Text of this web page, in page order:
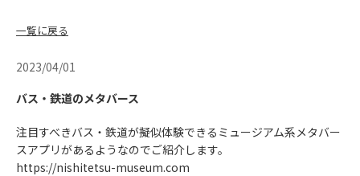
一覧に戻る
2023/04/01
バス・鉄道のメタバース
注目すべきバス・鉄道が擬似体験できるミュージアム系メタバー
スアプリがあるようなのでご紹介します。
https://nishitetsu-museum.com